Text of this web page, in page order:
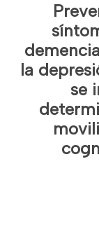
la
se